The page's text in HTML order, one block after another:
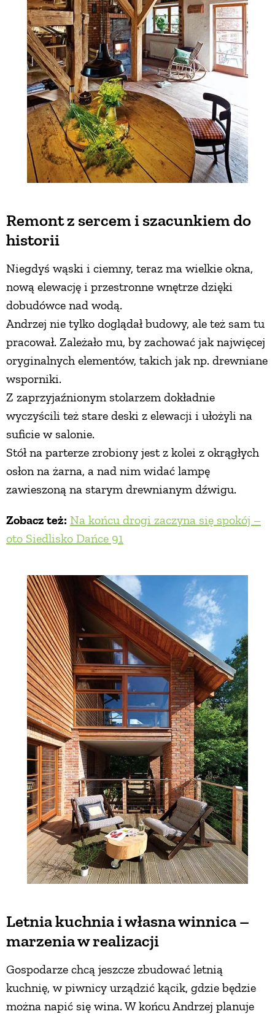
Remont z sercem i szacunkiem do
historii
Niegdyś wąski i ciemny, teraz ma wielkie okna,
nową elewację i przestronne wnętrze dzięki
dobudówce nad wodą.
Andrzej nie tylko doglądał budowy, ale też sam tu
pracował. Zależało mu, by zachować jak najwięcej
oryginalnych elementów, takich jak np. drewniane
wsporniki.
Z zaprzyjaźnionym stolarzem dokładnie
wyczyścili też stare deski z elewacji i ułożyli na
suficie w salonie.
Stół na parterze zrobiony jest z kolei z okrągłych
osłon na żarna, a nad nim widać lampę
zawieszoną na starym drewnianym dźwigu.
Zobacz też: Na końcu drogi zaczyna się spokój –
oto Siedlisko Dańce 91
Letnia kuchnia i własna winnica –
marzenia w realizacji
Gospodarze chcą jeszcze zbudować letnią
kuchnię, w piwnicy urządzić kącik, gdzie będzie
można napić się wina. W końcu Andrzej planuje